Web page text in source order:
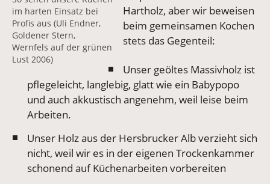
im harten Einsatz bei
Profis aus (Uli Endner,
Goldener Stern,
Wernfels auf der grünen
Lust 2006)
Hartholz, aber wir beweisen
beim gemeinsamen Kochen
stets das Gegenteil:
Unser geöltes Massivholz ist
pflegeleicht, langlebig, glatt wie ein Babypopo
und auch akkustisch angenehm, weil leise beim
Arbeiten.
Unser Holz aus der Hersbrucker Alb verzieht sich
nicht, weil wir es in der eigenen Trockenkammer
schonend auf Küchenarbeiten vorbereiten